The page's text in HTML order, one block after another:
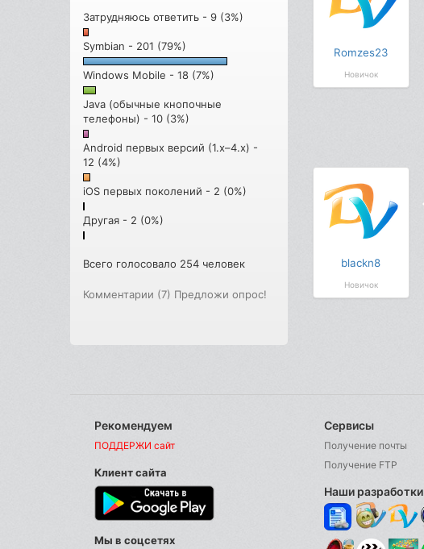
Затрудняюсь ответить - 9 (3%)
Symbian - 201 (79%)
Windows Mobile - 18 (7%)
Java (обычные кнопочные
телефоны) - 10 (3%)
Android первых версий (1.x–4.x) -
12 (4%)
iOS первых поколений - 2 (0%)
Другая - 2 (0%)
Всего голосовало 254 человек
Комментарии (7) Предложи опрос!
Romzes23
Новичок
blackn8
Новичок
Рекомендуем
ПОДДЕРЖИ сайт
Клиент сайта
Мы в соцсетях
Сервисы
Получение почты
Получение FTP
Наши разработки